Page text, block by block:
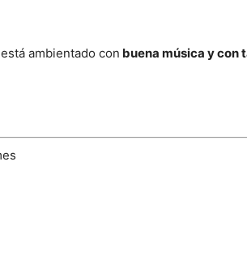
está ambientado con buena música y con